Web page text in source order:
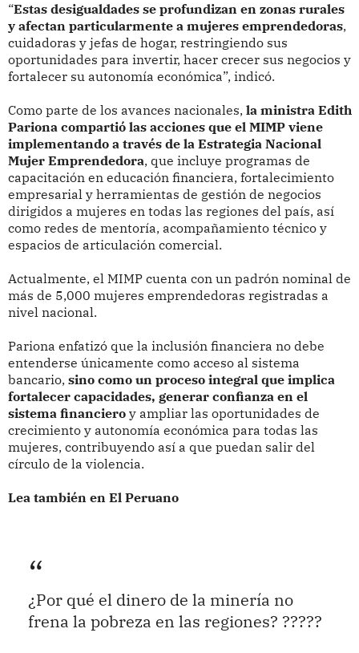
“Estas desigualdades se profundizan en zonas rurales
y afectan particularmente a mujeres emprendedoras,
cuidadoras y jefas de hogar, restringiendo sus
oportunidades para invertir, hacer crecer sus negocios y
fortalecer su autonomía económica”, indicó.
Como parte de los avances nacionales, la ministra Edith
Pariona compartió las acciones que el MIMP viene
implementando a través de la Estrategia Nacional
Mujer Emprendedora, que incluye programas de
capacitación en educación financiera, fortalecimiento
empresarial y herramientas de gestión de negocios
dirigidos a mujeres en todas las regiones del país, así
como redes de mentoría, acompañamiento técnico y
espacios de articulación comercial.
Actualmente, el MIMP cuenta con un padrón nominal de
más de 5,000 mujeres emprendedoras registradas a
nivel nacional.
Pariona enfatizó que la inclusión financiera no debe
entenderse únicamente como acceso al sistema
bancario, sino como un proceso integral que implica
fortalecer capacidades, generar confianza en el
sistema financiero y ampliar las oportunidades de
crecimiento y autonomía económica para todas las
mujeres, contribuyendo así a que puedan salir del
círculo de la violencia.
Lea también en El Peruano
¿Por qué el dinero de la minería no
frena la pobreza en las regiones? ?????